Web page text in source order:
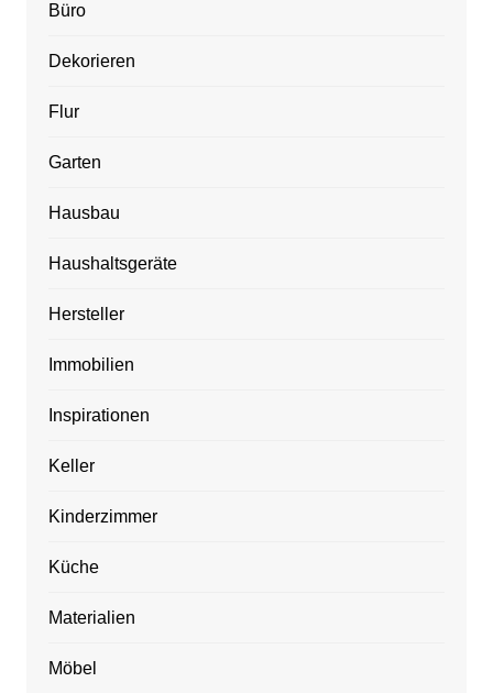
Büro
Dekorieren
Flur
Garten
Hausbau
Haushaltsgeräte
Hersteller
Immobilien
Inspirationen
Keller
Kinderzimmer
Küche
Materialien
Möbel